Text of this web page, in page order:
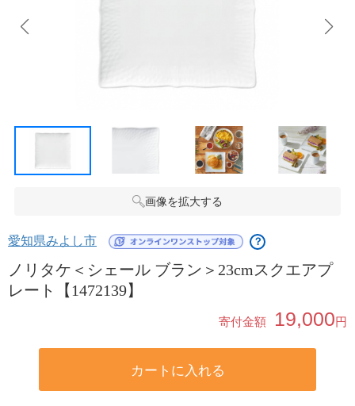
画像を拡大する
愛知県みよし市 ？
ノリタケ＜シェール ブラン＞23cmスクエアプ
レート【1472139】
寄付金額 19,000円
カートに入れる